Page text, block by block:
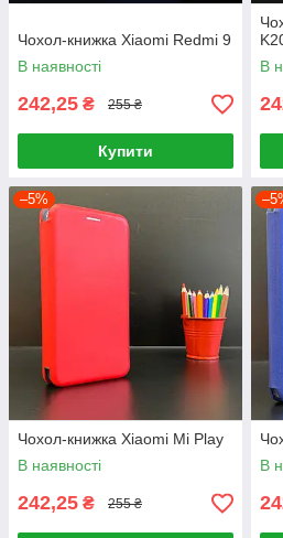
Чохол-книжка Xiaomi Redmi 9
В наявності
242,25 ₴ 255 ₴
Купити
В
–5%
Чохол-книжка Xiaomi Mi Play
В наявності
242,25 ₴ 255 ₴
В